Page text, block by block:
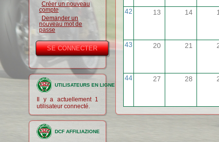
Créer un nouveau
compte
Demander un
nouveau mot de
passe
UTILISATEURS EN LIGNE
Il y a actuellement 1
utilisateur connecté.
DCF AFFILIAZIONE
42 13 14
43 20 21
44 27 28